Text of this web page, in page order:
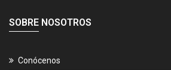
SOBRE NOSOTROS
Conócenos